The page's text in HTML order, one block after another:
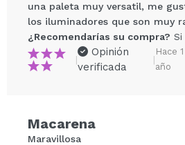
Tu vídeo podría ser el
una paleta muy versatil, me
los iluminadores que son muy
¿Recomendarías su compra? Si
|
Opinión
verificada
|
Hace 1
año
Macarena
Maravillosa